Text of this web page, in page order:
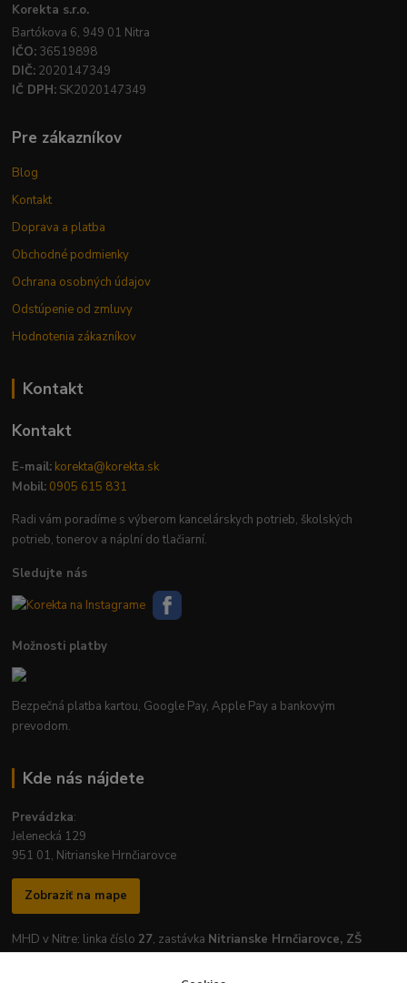
Korekta s.r.o.
Bartókova 6, 949 01 Nitra
IČO: 36519898
DIČ: 2020147349
IČ DPH: SK2020147349
Pre zákazníkov
Blog
Kontakt
Doprava a platba
Obchodné podmienky
Ochrana osobných údajov
Odstúpenie od zmluvy
Hodnotenia zákazníkov
Kontakt
Kontakt
E-mail: korekta@korekta.sk
Mobil: 0905 615 831
Radi vám poradíme s výberom kancelárskych potrieb, školských
potrieb, tonerov a náplní do tlačiarní.
Sledujte nás
Možnosti platby
Bezpečná platba kartou, Google Pay, Apple Pay a bankovým
prevodom.
Kde nás nájdete
Prevádzka:
Jelenecká 129
951 01, Nitrianske Hrnčiarovce
Zobraziť na mape
MHD v Nitre: linka číslo 27, zastávka Nitrianske Hrnčiarovce, ZŠ